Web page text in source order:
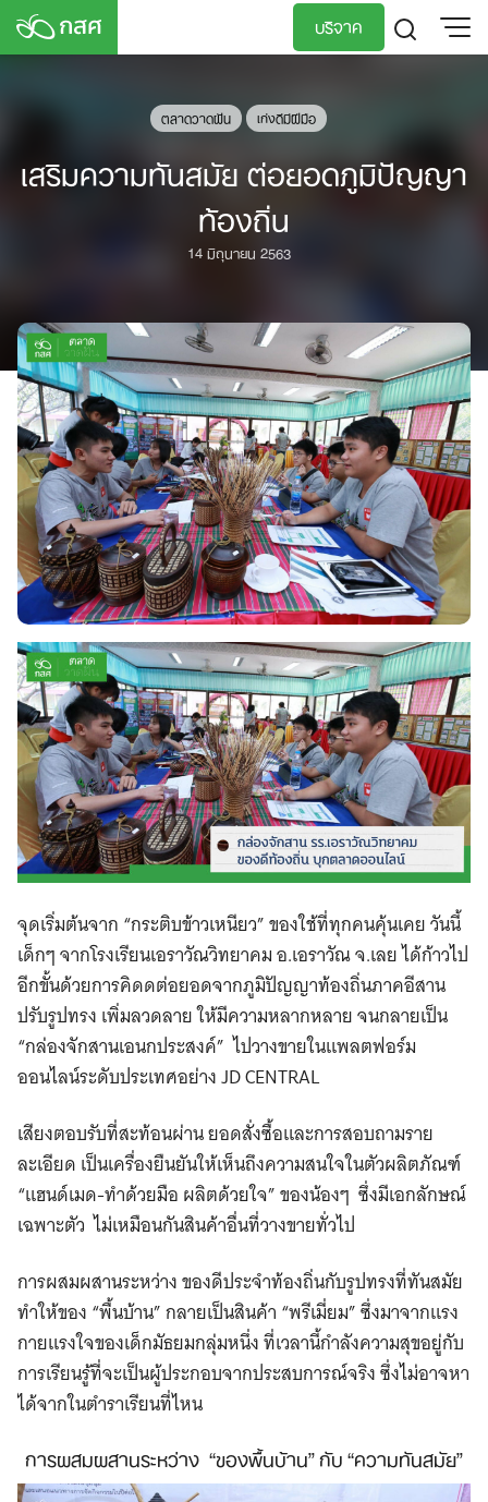
Skip
บริจาค
ตลาดวาดฝัน เก่งดีมีฝีมือ
เสริมความทันสมัย ต่อยอดภูมิปัญญา
ท้องถิ่น
14 มิถุนายน 2563
จุดเริ่มต้นจาก “กระติบข้าวเหนียว” ของใช้ที่ทุกคนคุ้นเคย วันนี้
เด็กๆ จากโรงเรียนเอราวัณวิทยาคม อ.เอราวัณ จ.เลย ได้ก้าวไป
อีกขั้นด้วยการคิดดต่อยอดจากภูมิปัญญาท้องถิ่นภาคอีสาน
ปรับรูปทรง เพิ่มลวดลาย ให้มีความหลากหลาย จนกลายเป็น
“กล่องจักสานเอนกประสงค์” ไปวางขายในแพลตฟอร์ม
ออนไลน์ระดับประเทศอย่าง JD CENTRAL
เสียงตอบรับที่สะท้อนผ่าน ยอดสั่งซื้อและการสอบถามราย
ละเอียด เป็นเครื่องยืนยันให้เห็นถึงความสนใจในตัวผลิตภัณฑ์
“แฮนด์เมด-ทำด้วยมือ ผลิตด้วยใจ” ของน้องๆ ซึ่งมีเอกลักษณ์
เฉพาะตัว ไม่เหมือนกันสินค้าอื่นที่วางขายทั่วไป
การผสมผสานระหว่าง ของดีประจำท้องถิ่นกับรูปทรงที่ทันสมัย
ทำให้ของ “พื้นบ้าน” กลายเป็นสินค้า “พรีเมี่ยม” ซึ่งมาจากแรง
กายแรงใจของเด็กมัธยมกลุ่มหนึ่ง ที่เวลานี้กำลังความสุขอยู่กับ
การเรียนรู้ที่จะเป็นผู้ประกอบจากประสบการณ์จริง ซึ่งไม่อาจหา
ได้จากในตำราเรียนที่ไหน
การผสมผสานระหว่าง “ของพื้นบ้าน” กับ “ความทันสมัย”